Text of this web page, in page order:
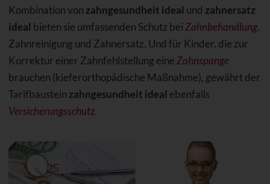
Kombination von zahngesundheit ideal und zahnersatz
ideal bieten sie umfassenden Schutz bei Zahnbehandlung,
Zahnreinigung und Zahnersatz. Und für Kinder, die zur
Korrektur einer Zahnfehlstellung eine Zahnspange
brauchen (kieferorthopädische Maßnahme), gewährt der
Tarifbaustein zahngesundheit ideal ebenfalls
Versicherungsschutz.